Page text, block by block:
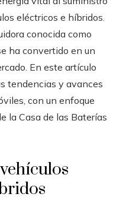
eléctricos e híbridos.
conocida como
ha convertido en un
En este artículo
tendencias y avances
con un enfoque
la Casa de las Baterías